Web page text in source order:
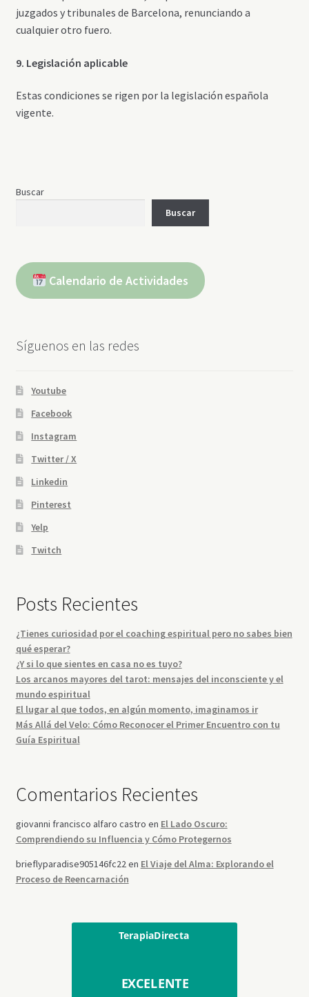
juzgados y tribunales de Barcelona, renunciando a
cualquier otro fuero.
9. Legislación aplicable
Estas condiciones se rigen por la legislación española
vigente.
Buscar
Buscar
Calendario de Actividades
Síguenos en las redes
Youtube
Facebook
Instagram
Twitter / X
Linkedin
Pinterest
Yelp
Twitch
Posts Recientes
¿Tienes curiosidad por el coaching espiritual pero no sabes bien
qué esperar?
¿Y si lo que sientes en casa no es tuyo?
Los arcanos mayores del tarot: mensajes del inconsciente y el
mundo espiritual
El lugar al que todos, en algún momento, imaginamos ir
Más Allá del Velo: Cómo Reconocer el Primer Encuentro con tu
Guía Espiritual
Comentarios Recientes
giovanni francisco alfaro castro en El Lado Oscuro:
Comprendiendo su Influencia y Cómo Protegernos
brieflyparadise905146fc22en El Viaje del Alma: Explorando el
Proceso de Reencarnación